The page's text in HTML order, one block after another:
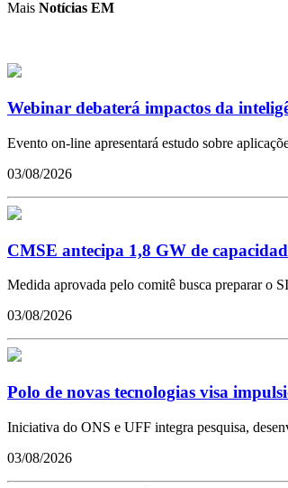
Mais Notícias EM
Webinar debaterá impactos da
Evento on-line apresentará estudo sobre
03/08/2026
CMSE antecipa 1,8 GW de
Medida aprovada pelo comitê busca preparar o
03/08/2026
Polo de novas tecnologias visa
Iniciativa do ONS e UFF integra pesquisa,
03/08/2026